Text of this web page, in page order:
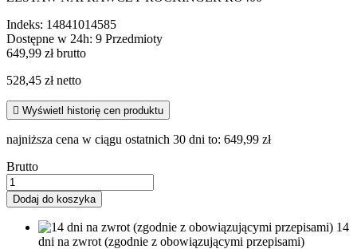
Indeks: 14841014585
Dostępne w 24h: 9 Przedmioty
649,99 zł brutto
528,45 zł netto
 Wyświetl historię cen produktu
najniższa cena w ciągu ostatnich 30 dni to: 649,99 zł
Brutto
Dodaj do koszyka
14
dni na zwrot (zgodnie z obowiązującymi przepisami)